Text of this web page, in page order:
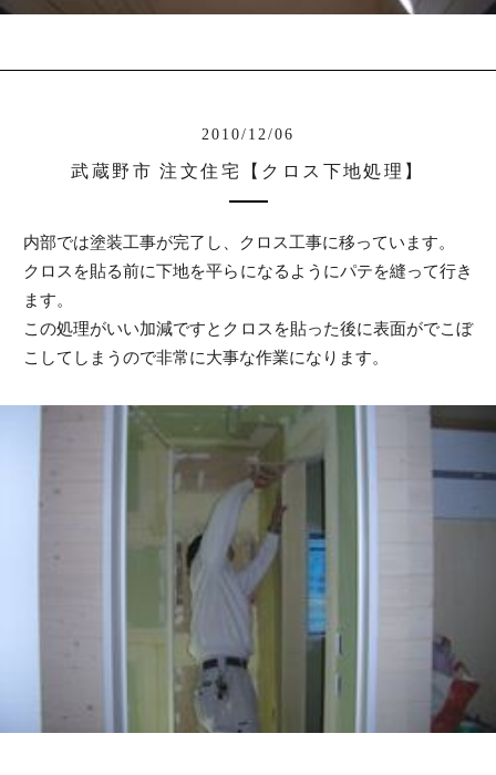
2010/12/06
武蔵野市 注文住宅【クロス下地処理】
内部では塗装工事が完了し、クロス工事に移っています。
クロスを貼る前に下地を平らになるようにパテを縫って行き
ます。
この処理がいい加減ですとクロスを貼った後に表面がでこぼ
こしてしまうので非常に大事な作業になります。